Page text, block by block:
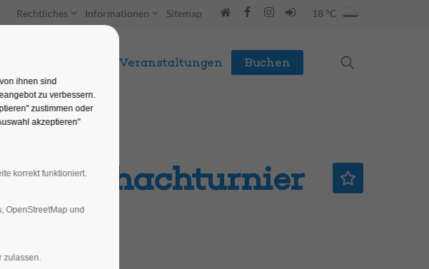
Rechtliches Informationen Sitemap 18 °C
& Erleben Veranstaltungen Buchen
ihnen sind
zu verbessern.
zustimmen oder
akzeptieren"
korrekt funktioniert.
OpenStreetMap und
zulassen.